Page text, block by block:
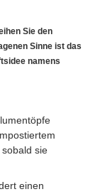
Sie den
Sinne ist das
namens
sie
einen